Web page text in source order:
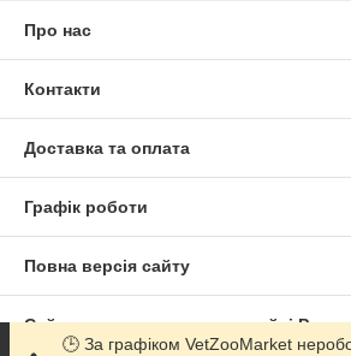
Про нас
Контакти
Доставка та оплата
Графік роботи
Повна версія сайту
Сайт створено на маркетплейсі
🕒 За графіком VetZooMarket